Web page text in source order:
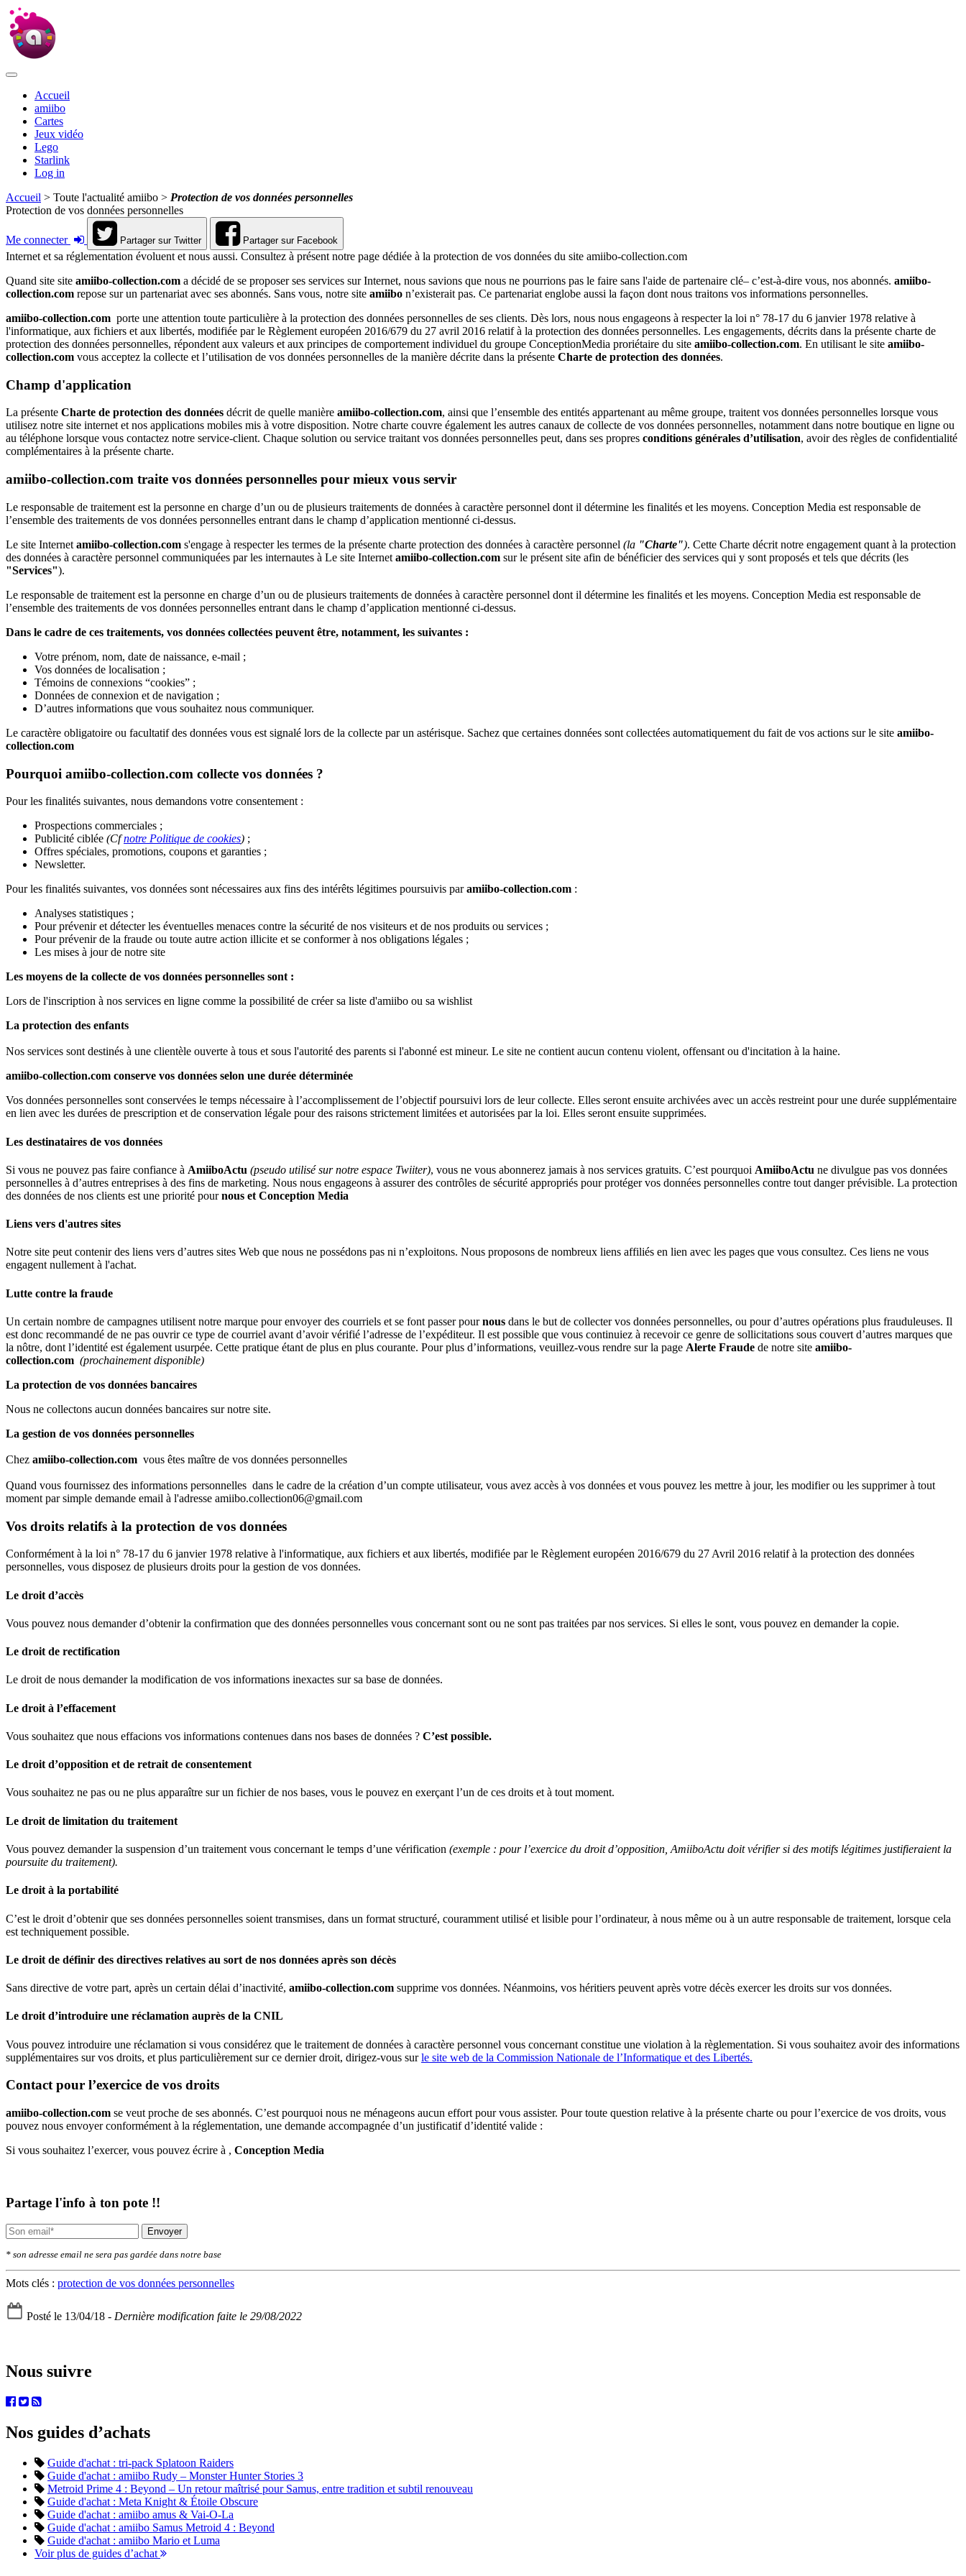
Accueil
amiibo
Cartes
Jeux vidéo
Lego
Starlink
Log in
Accueil > Toute l'actualité amiibo > Protection de vos données personnelles
Protection de vos données personnelles
Me connecter Partager sur Twitter Partager sur Facebook
Internet et sa réglementation évoluent et nous aussi. Consultez à présent notre page dédiée à la protection de vos données du site amiibo-collection.com
Quand site site amiibo-collection.com a décidé de se proposer ses services sur Internet, nous savions que nous ne pourrions pas le faire sans l'aide de partenaire clé– c’est-à-dire vous, nos abonnés. amiibo-
collection.com repose sur un partenariat avec ses abonnés. Sans vous, notre site amiibo n’existerait pas. Ce partenariat englobe aussi la façon dont nous traitons vos informations personnelles.
amiibo-collection.com porte une attention toute particulière à la protection des données personnelles de ses clients. Dès lors, nous nous engageons à respecter la loi n° 78-17 du 6 janvier 1978 relative à
l'informatique, aux fichiers et aux libertés, modifiée par le Règlement européen 2016/679 du 27 avril 2016 relatif à la protection des données personnelles. Les engagements, décrits dans la présente charte de
protection des données personnelles, répondent aux valeurs et aux principes de comportement individuel du groupe ConceptionMedia proriétaire du site amiibo-collection.com. En utilisant le site amiibo-
collection.com vous acceptez la collecte et l’utilisation de vos données personnelles de la manière décrite dans la présente Charte de protection des données.
Champ d'application
La présente Charte de protection des données décrit de quelle manière amiibo-collection.com, ainsi que l’ensemble des entités appartenant au même groupe, traitent vos données personnelles lorsque vous
utilisez notre site internet et nos applications mobiles mis à votre disposition. Notre charte couvre également les autres canaux de collecte de vos données personnelles, notamment dans notre boutique en ligne ou
au téléphone lorsque vous contactez notre service-client. Chaque solution ou service traitant vos données personnelles peut, dans ses propres conditions générales d’utilisation, avoir des règles de confidentialité
complémentaires à la présente charte.
amiibo-collection.com traite vos données personnelles pour mieux vous servir
Le responsable de traitement est la personne en charge d’un ou de plusieurs traitements de données à caractère personnel dont il détermine les finalités et les moyens. Conception Media est responsable de
l’ensemble des traitements de vos données personnelles entrant dans le champ d’application mentionné ci-dessus.
Le site Internet amiibo-collection.com s'engage à respecter les termes de la présente charte protection des données à caractère personnel (la "Charte"). Cette Charte décrit notre engagement quant à la protection
des données à caractère personnel communiquées par les internautes à Le site Internet amiibo-collection.com sur le présent site afin de bénéficier des services qui y sont proposés et tels que décrits (les
"Services").
Le responsable de traitement est la personne en charge d’un ou de plusieurs traitements de données à caractère personnel dont il détermine les finalités et les moyens. Conception Media est responsable de
l’ensemble des traitements de vos données personnelles entrant dans le champ d’application mentionné ci-dessus.
Dans le cadre de ces traitements, vos données collectées peuvent être, notamment, les suivantes :
Votre prénom, nom, date de naissance, e-mail ;
Vos données de localisation ;
Témoins de connexions “cookies” ;
Données de connexion et de navigation ;
D’autres informations que vous souhaitez nous communiquer.
Le caractère obligatoire ou facultatif des données vous est signalé lors de la collecte par un astérisque. Sachez que certaines données sont collectées automatiquement du fait de vos actions sur le site amiibo-
collection.com
Pourquoi amiibo-collection.com collecte vos données ?
Pour les finalités suivantes, nous demandons votre consentement :
Prospections commerciales ;
Publicité ciblée (Cfnotre Politique de cookies) ;
Offres spéciales, promotions, coupons et garanties ;
Newsletter.
Pour les finalités suivantes, vos données sont nécessaires aux fins des intérêts légitimes poursuivis paramiibo-collection.com :
Analyses statistiques ;
Pour prévenir et détecter les éventuelles menaces contre la sécurité de nos visiteurs et de nos produits ou services ;
Pour prévenir de la fraude ou toute autre action illicite et se conformer à nos obligations légales ;
Les mises à jour de notre site
Les moyens de la collecte de vos données personnelles sont :
Lors de l'inscription à nos services en ligne comme la possibilité de créer sa liste d'amiibo ou sa wishlist
La protection des enfants
Nos services sont destinés à une clientèle ouverte à tous et sous l'autorité des parents si l'abonné est mineur. Le site ne contient aucun contenu violent, offensant ou d'incitation à la haine.
amiibo-collection.com conserve vos données selon une durée déterminée
Vos données personnelles sont conservées le temps nécessaire à l’accomplissement de l’objectif poursuivi lors de leur collecte. Elles seront ensuite archivées avec un accès restreint pour une durée supplémentaire
en lien avec les durées de prescription et de conservation légale pour des raisons strictement limitées et autorisées par la loi. Elles seront ensuite supprimées.
Les destinataires de vos données
Si vous ne pouvez pas faire confiance à AmiiboActu (pseudo utilisé sur notre espace Twiiter), vous ne vous abonnerez jamais à nos services gratuits. C’est pourquoi AmiiboActu ne divulgue pas vos données
personnelles à d’autres entreprises à des fins de marketing. Nous nous engageons à assurer des contrôles de sécurité appropriés pour protéger vos données personnelles contre tout danger prévisible. La protection
des données de nos clients est une priorité pournous et Conception Media
Liens vers d'autres sites
Notre site peut contenir des liens vers d’autres sites Web que nous ne possédons pas ni n’exploitons. Nous proposons de nombreux liens affiliés en lien avec les pages que vous consultez. Ces liens ne vous
engagent nullement à l'achat.
Lutte contre la fraude
Un certain nombre de campagnes utilisent notre marque pour envoyer des courriels et se font passer pournous dans le but de collecter vos données personnelles, ou pour d’autres opérations plus frauduleuses. Il
est donc recommandé de ne pas ouvrir ce type de courriel avant d’avoir vérifié l’adresse de l’expéditeur. Il est possible que vous continuiez à recevoir ce genre de sollicitations sous couvert d’autres marques que
la nôtre, dont l’identité est également usurpée. Cette pratique étant de plus en plus courante. Pour plus d’informations, veuillez-vous rendre sur la page Alerte Fraude de notre site amiibo-
collection.com (prochainement disponible)
La protection de vos données bancaires
Nous ne collectons aucun données bancaires sur notre site.
La gestion de vos données personnelles
Chez amiibo-collection.com vous êtes maître de vos données personnelles
Quand vous fournissez des informations personnelles dans le cadre de la création d’un compte utilisateur, vous avez accès à vos données et vous pouvez les mettre à jour, les modifier ou les supprimer à tout
moment par simple demande email à l'adresse amiibo.collection06@gmail.com
Vos droits relatifs à la protection de vos données
Conformément à la loi n° 78-17 du 6 janvier 1978 relative à l'informatique, aux fichiers et aux libertés, modifiée par le Règlement européen 2016/679 du 27 Avril 2016 relatif à la protection des données
personnelles, vous disposez de plusieurs droits pour la gestion de vos données.
Le droit d’accès
Vous pouvez nous demander d’obtenir la confirmation que des données personnelles vous concernant sont ou ne sont pas traitées par nos services. Si elles le sont, vous pouvez en demander la copie.
Le droit de rectification
Le droit de nous demander la modification de vos informations inexactes sur sa base de données.
Le droit à l’effacement
Vous souhaitez que nous effacions vos informations contenues dans nos bases de données ? C’est possible.
Le droit d’opposition et de retrait de consentement
Vous souhaitez ne pas ou ne plus apparaître sur un fichier de nos bases, vous le pouvez en exerçant l’un de ces droits et à tout moment.
Le droit de limitation du traitement
Vous pouvez demander la suspension d’un traitement vous concernant le temps d’une vérification (exemple : pour l’exercice du droit d’opposition, AmiiboActu doit vérifier si des motifs légitimes justifieraient la
poursuite du traitement).
Le droit à la portabilité
C’est le droit d’obtenir que ses données personnelles soient transmises, dans un format structuré, couramment utilisé et lisible pour l’ordinateur, à nous même ou à un autre responsable de traitement, lorsque cela
est techniquement possible.
Le droit de définir des directives relatives au sort de nos données après son décès
Sans directive de votre part, après un certain délai d’inactivité, amiibo-collection.com supprime vos données. Néanmoins, vos héritiers peuvent après votre décès exercer les droits sur vos données.
Le droit d’introduire une réclamation auprès de la CNIL
Vous pouvez introduire une réclamation si vous considérez que le traitement de données à caractère personnel vous concernant constitue une violation à la règlementation. Si vous souhaitez avoir des informations
supplémentaires sur vos droits, et plus particulièrement sur ce dernier droit, dirigez-vous surle site web de la Commission Nationale de l’Informatique et des Libertés.
Contact pour l’exercice de vos droits
amiibo-collection.com se veut proche de ses abonnés. C’est pourquoi nous ne ménageons aucun effort pour vous assister. Pour toute question relative à la présente charte ou pour l’exercice de vos droits, vous
pouvez nous envoyer conformément à la réglementation, une demande accompagnée d’un justificatif d’identité valide :
Si vous souhaitez l’exercer, vous pouvez écrire à , Conception Media
Partage l'info à ton pote !!
Envoyer
* son adresse email ne sera pas gardée dans notre base
Mots clés : protection de vos données personnelles
Posté le 13/04/18 - Dernière modification faite le 29/08/2022
Nous suivre
Nos guides d’achats
Guide d'achat : tri-pack Splatoon Raiders
Guide d'achat : amiibo Rudy – Monster Hunter Stories 3
Metroid Prime 4 : Beyond – Un retour maîtrisé pour Samus, entre tradition et subtil renouveau
Guide d'achat : Meta Knight & Étoile Obscure
Guide d'achat : amiibo amus & Vai-O-La
Guide d'achat : amiibo Samus Metroid 4 : Beyond
Guide d'achat : amiibo Mario et Luma
Voir plus de guides d’achat